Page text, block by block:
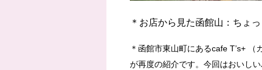
＊お店から見た函館山：ちょ
＊函館市東山町にあるcafe T’s+
が再度の紹介です。今回はおいし